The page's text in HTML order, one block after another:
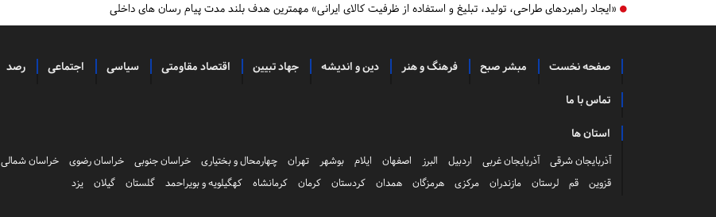
«ایجاد راهبردهای طراحی، تولید، تبلیغ و استفاده از ظرفیت کالای ایرانی» مهمترین هدف بلند مدت پیام رسان های داخلی
صفحه نخست مبشر صبح فرهنگ و هنر دین و اندیشه جهاد تبیین اقتصاد مقاومتی سیاسی اجتماعی رصد
تماس با ما
استان ها
آذربایجان شرقی آذربایجان غربی اردبیل البرز اصفهان ایلام بوشهر تهران چهارمحال و بختیاری خراسان جنوبی خراسان رضوی خراسان شمالی
قزوین
قم لرستان مازندران مرکزی هرمزگان همدان کردستان کرمان کرمانشاه کهگیلویه و بویراحمد گلستان گیلان یزد